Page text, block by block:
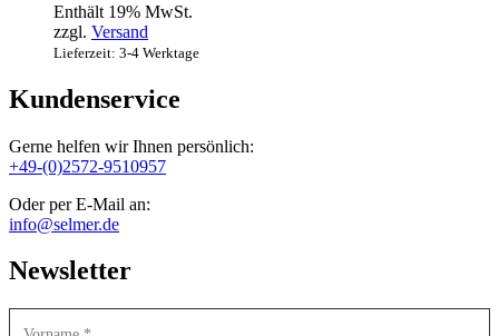
Enthält 19% MwSt.
zzgl. Versand
Lieferzeit: 3-4 Werktage
Kundenservice
Gerne helfen wir Ihnen persönlich:
+49-(0)2572-9510957
Oder per E-Mail an:
info@selmer.de
Newsletter